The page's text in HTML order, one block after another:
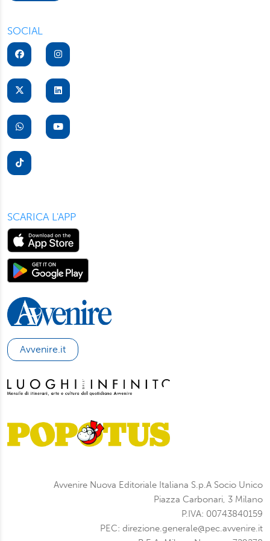
potrà scegliere quali tipi di cookie saranno installati sul
suo dispositivo. Potrà modificare in ogni momento le sue
preferenze cliccando sull’interruttore in basso a sinistra
presente in ogni pagina del nostro sito. Per maggior
informazioni sul trattamento dei suoi dati visiti la nostra
SOCIAL
SCARICA L'APP
Avvenire.it
Avvenire Nuova Editoriale Italiana S.p.A Socio Unico
Piazza Carbonari, 3 Milano
P.IVA: 00743840159
PEC: direzione.generale@pec.avvenire.it